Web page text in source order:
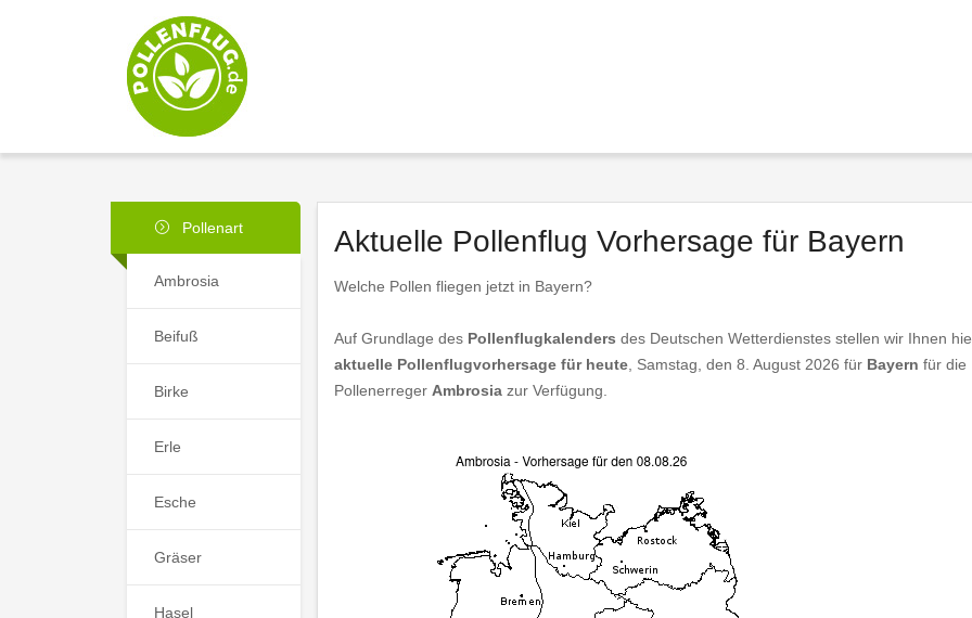
Pollenart
Ambrosia
Beifuß
Birke
Erle
Esche
Gräser
Hasel
Aktuelle Pollenflug Vorhersage für Bayern
Welche Pollen fliegen jetzt in Bayern?
Auf Grundlage des Pollenflugkalenders des Deutschen Wetterdienstes stellen wir Ihnen
aktuelle Pollenflugvorhersage für heute , Samstag, den 8. August 2026 für Bayern für die
Pollenerreger Ambrosia zur Verfügung.